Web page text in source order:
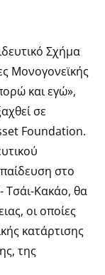
Σχήμα
Μονογονεϊκής
και εγώ»,
σε
Foundation.
στο
Τσάι-Κακάο, θα
οι οποίες
κατάρτισης
της